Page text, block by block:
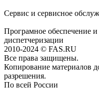
Сервис и сервисное
Програмное обеспечение
диспетчеризации
2010-2024 © FAS.RU
Все права защищены.
Копирование материалов
разрешения.
По всей России